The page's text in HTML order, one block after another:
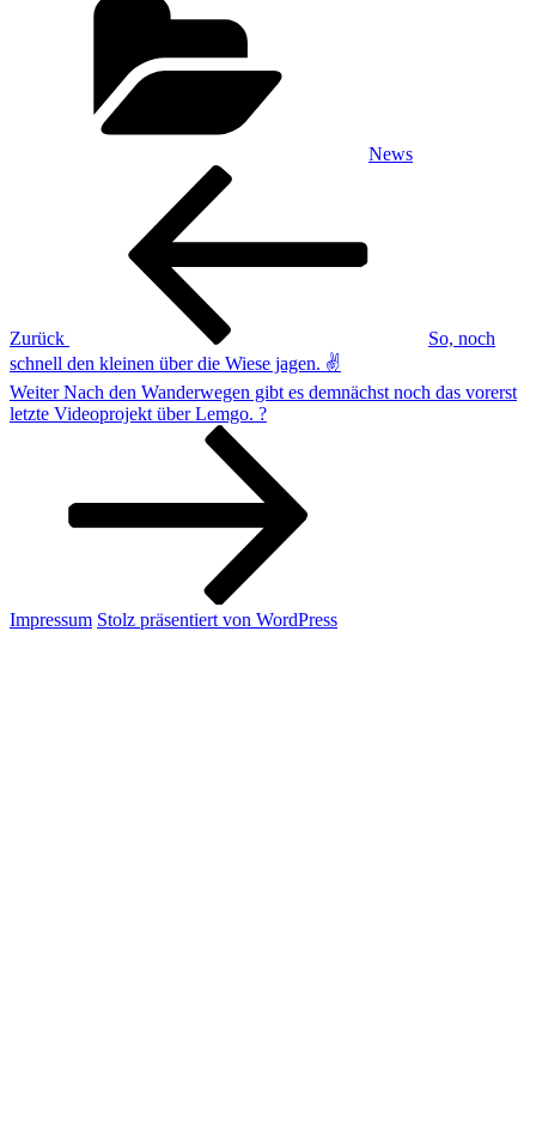
News
Beitragsnavigation
Zurück
So, noch
schnell den kleinen über die Wiese jagen. ✌️
Nächster
Beitrag
Weiter Nach den Wanderwegen gibt es demnächst noch das vorerst
letzte Videoprojekt über Lemgo. ?
Impressum Stolz präsentiert von WordPress